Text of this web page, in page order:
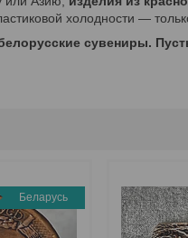
холодности —
сувениры.
Беларусь